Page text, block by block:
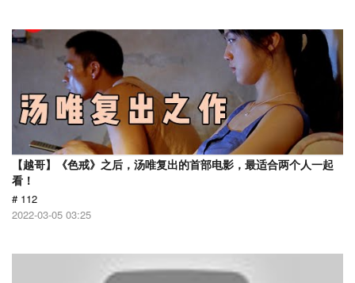
【越哥】《色戒》之后，汤唯复出的首部电影，最适合两个人一起
看！
# 112
2022-03-05 03:25